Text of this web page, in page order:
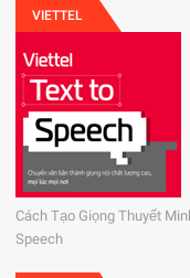
VIETTEL
Cách Tạo Giọng Thuyết
Speech